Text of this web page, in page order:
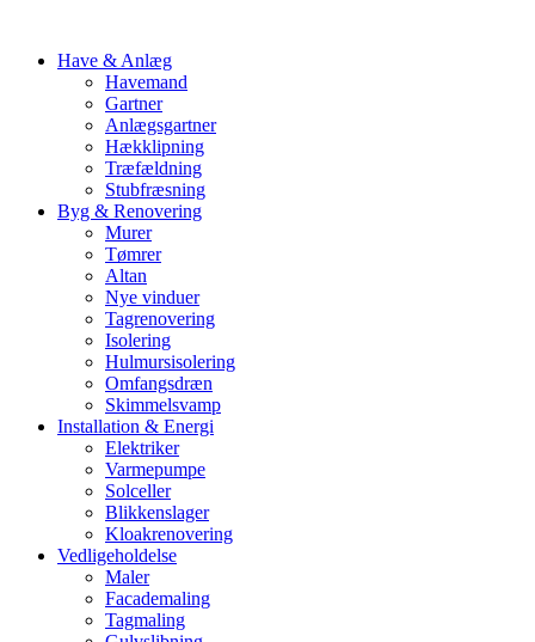
Have & Anlæg
Havemand
Gartner
Anlægsgartner
Hækklipning
Træfældning
Stubfræsning
Byg & Renovering
Murer
Tømrer
Altan
Nye vinduer
Tagrenovering
Isolering
Hulmursisolering
Omfangsdræn
Skimmelsvamp
Installation & Energi
Elektriker
Varmepumpe
Solceller
Blikkenslager
Kloakrenovering
Vedligeholdelse
Maler
Facademaling
Tagmaling